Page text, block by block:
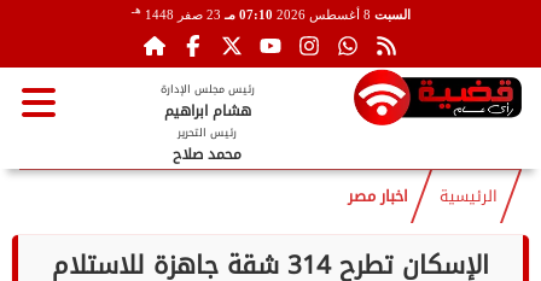
السبت 07:10 مـ 23 صفر 1448 هـ
رئيس مجلس الإدارة
هشام ابراهيم
رئيس التحرير
محمد صلاح
الرئيسية اخبار مصر
الإسكان تطرح 314 شقة جاهزة للاستلام